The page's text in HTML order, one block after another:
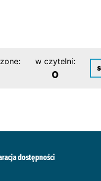
w czytelni:
0
dostępności